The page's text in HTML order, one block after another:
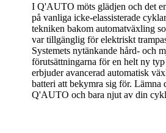
I Q'AUTO möts glädjen och det
på vanliga icke-elassisterade
tekniken bakom automatväxling
var tillgänglig för elektriskt
Systemets nytänkande hård- och
förutsättningarna för en helt ny
erbjuder avancerad automatisk
batteri att bekymra sig för. Lämna
Q'AUTO och bara njut av din